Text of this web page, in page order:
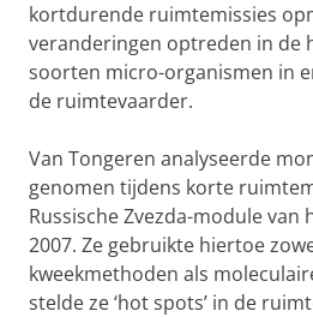
kortdurende ruimtemissies
veranderingen optreden in de
soorten micro-organismen in
de ruimtevaarder.
Van Tongeren analyseerde
genomen tijdens korte
Russische Zvezda-module van
2007. Ze gebruikte hiertoe
kweekmethoden als
stelde ze ‘hot spots’ in de